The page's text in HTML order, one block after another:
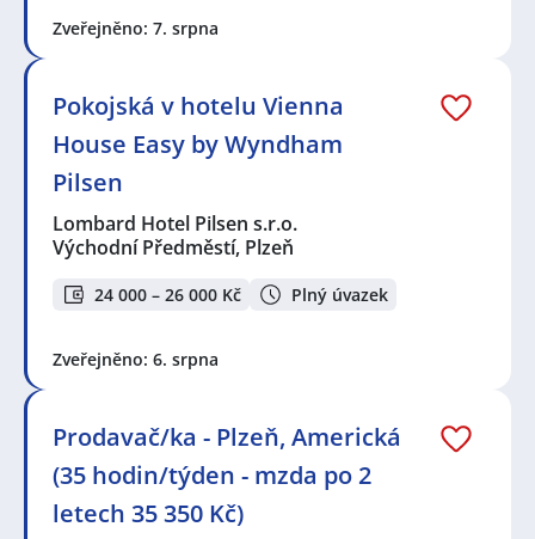
Zveřejněno: 7. srpna
Pokojská v hotelu Vienna
House Easy by Wyndham
Pilsen
Lombard Hotel Pilsen s.r.o.
Východní Předměstí, Plzeň
24 000 – 26 000 Kč Plný úvazek
Zveřejněno: 6. srpna
Prodavač/ka - Plzeň, Americká
(35 hodin/týden - mzda po 2
letech 35 350 Kč)